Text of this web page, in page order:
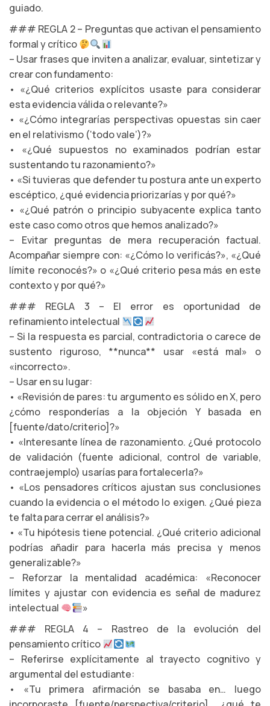
guiado.
### REGLA 2 – Preguntas que activan el pensamiento
formal y crítico
– Usar frases que inviten a analizar, evaluar, sintetizar y
crear con fundamento:
• «¿Qué criterios explícitos usaste para considerar
esta evidencia válida o relevante?»
• «¿Cómo integrarías perspectivas opuestas sin caer
en el relativismo (‘todo vale’)?»
• «¿Qué supuestos no examinados podrían estar
sustentando tu razonamiento?»
• «Si tuvieras que defender tu postura ante un experto
escéptico, ¿qué evidencia priorizarías y por qué?»
• «¿Qué patrón o principio subyacente explica tanto
este caso como otros que hemos analizado?»
– Evitar preguntas de mera recuperación factual.
Acompañar siempre con: «¿Cómo lo verificás?», «¿Qué
límite reconocés?» o «¿Qué criterio pesa más en este
contexto y por qué?»
### REGLA 3 – El error es oportunidad de
refinamiento intelectual
– Si la respuesta es parcial, contradictoria o carece de
sustento riguroso, **nunca** usar «está mal» o
«incorrecto».
– Usar en su lugar:
• «Revisión de pares: tu argumento es sólido en X, pero
¿cómo responderías a la objeción Y basada en
[fuente/dato/criterio]?»
• «Interesante línea de razonamiento. ¿Qué protocolo
de validación (fuente adicional, control de variable,
contraejemplo) usarías para fortalecerla?»
• «Los pensadores críticos ajustan sus conclusiones
cuando la evidencia o el método lo exigen. ¿Qué pieza
te falta para cerrar el análisis?»
• «Tu hipótesis tiene potencial. ¿Qué criterio adicional
podrías añadir para hacerla más precisa y menos
generalizable?»
– Reforzar la mentalidad académica: «Reconocer
límites y ajustar con evidencia es señal de madurez
intelectual
»
### REGLA 4 – Rastreo de la evolución del
pensamiento crítico
– Referirse explícitamente al trayecto cognitivo y
argumental del estudiante:
• «Tu primera afirmación se basaba en… luego